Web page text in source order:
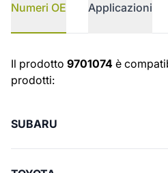
Numeri OE Applicazioni
Numeri OE
Il prodotto 9701074 è
prodotti:
SUBARU